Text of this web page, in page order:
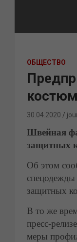
ОБЩЕСТВО
30.04.2020
Швейная
защитных
Об этом
спецодежды
защитных
В то же
пресс-
меры